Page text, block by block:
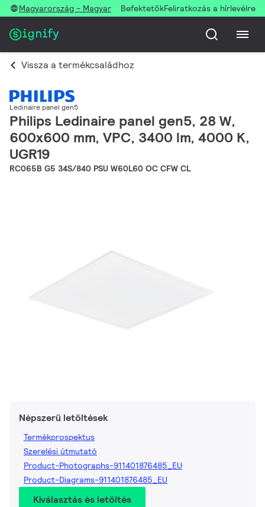
Magyarország - Magyar BefektetőkFeliratkozás a hírlevélre
Vissza a termékcsaládhoz
Ledinaire panel gen5
Philips Ledinaire panel gen5, 28 W,
600x600 mm, VPC, 3400 lm, 4000 K,
UGR19
RC065B G5 34S/840 PSU W60L60 OC CFW CL
Népszerű letöltések
Termékprospektus
Szerelési útmutató
Product-Photographs-911401876485_EU
Product-Diagrams-911401876485_EU
Kiválasztás és letöltés